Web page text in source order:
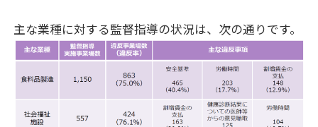
主な業種に対する監督指導の状況は、次の通りです。